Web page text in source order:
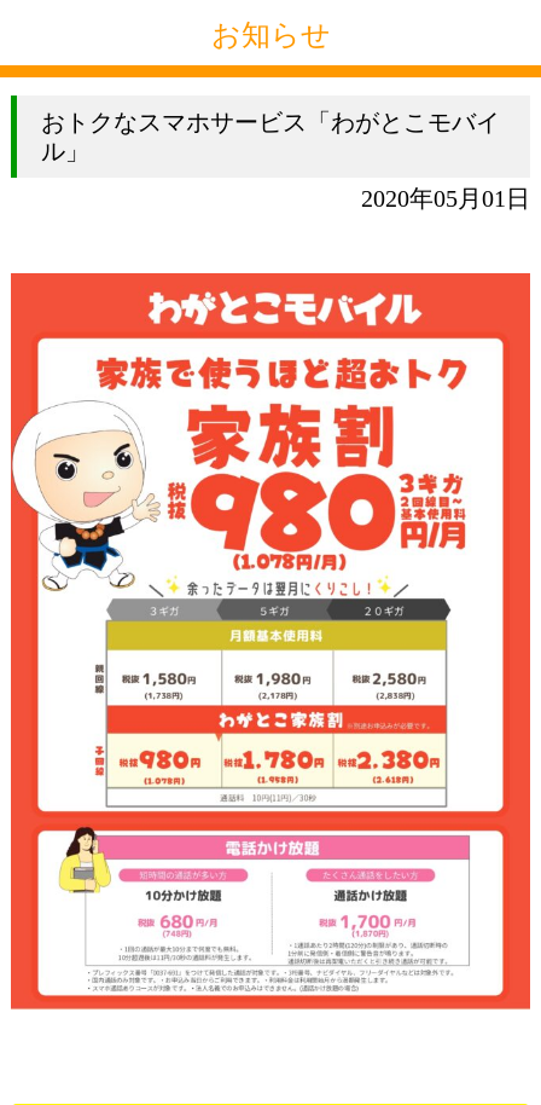
お知らせ
おトクなスマホサービス「わがとこモバイ
ル」
2020年05月01日